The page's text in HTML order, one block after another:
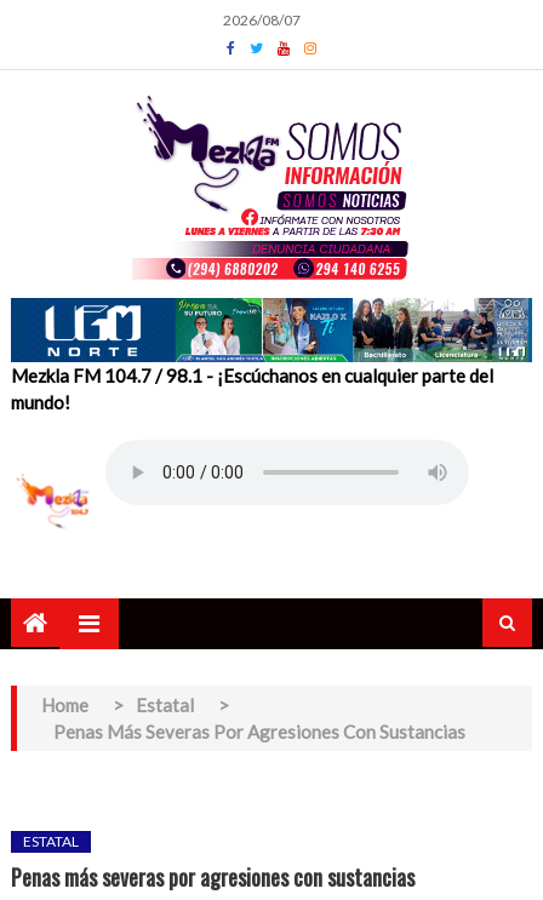
content
2026/08/07
Mezkla FM 104.7 / 98.1 - ¡Escúchanos en cualquier parte del
mundo!
Home > Estatal
>
Penas Más Severas Por Agresiones Con Sustancias
ESTATAL
Penas más severas por agresiones con sustancias